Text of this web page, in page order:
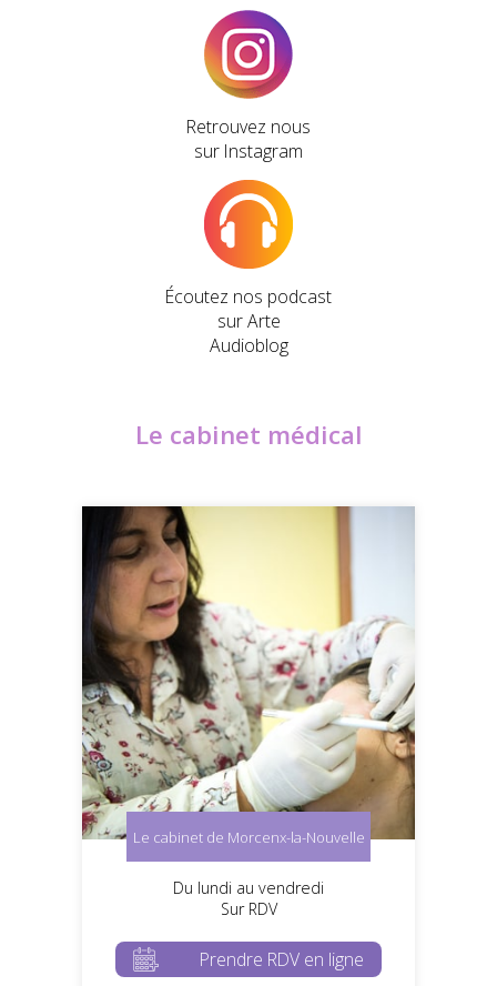
Retrouvez nous
sur Instagram
Écoutez nos podcast
sur Arte
Audioblog
Le cabinet médical
Le cabinet de Morcenx-la-Nouvelle
Du lundi au vendredi
Sur RDV
Prendre RDV en ligne